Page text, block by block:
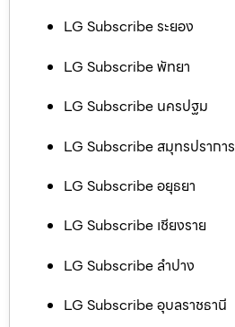
LG Subscribe ระยอง
LG Subscribe พัทยา
LG Subscribe นครปฐม
LG Subscribe สมุทรปราการ
LG Subscribe อยุธยา
LG Subscribe เชียงราย
LG Subscribe ลำปาง
LG Subscribe อุบลราชธานี